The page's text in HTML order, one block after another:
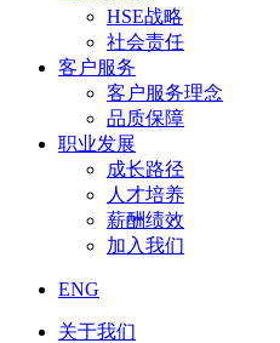
HSE战略
社会责任
客户服务
客户服务理念
品质保障
职业发展
成长路径
人才培养
薪酬绩效
加入我们
ENG
关于我们